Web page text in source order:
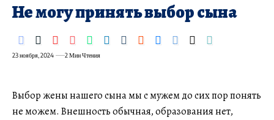
Не могу принять выбор сына
23 ноября, 2024 2 Мин Чтения
Выбор жены нашего сына мы с мужем до сих пор понять
не можем. Внешность обычная, образования нет,